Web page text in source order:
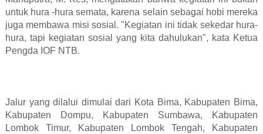
untuk hura -hura semata, karena selain sebagai hobi mereka
juga membawa misi sosial. "Kegiatan ini tidak sekedar hura-
hura, tapi kegiatan sosial yang kita dahulukan", kata Ketua
Pengda IOF NTB.
Jalur yang dilalui dimulai dari Kota Bima, Kabupaten Bima,
Kabupaten Dompu, Kabupaten Sumbawa, Kabupaten
Lombok Timur, Kabupaten Lombok Tengah, Kabupaten